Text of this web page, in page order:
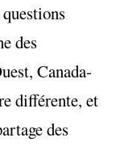
des
Canada-
différente, et
des